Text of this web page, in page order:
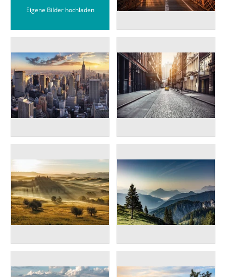
Eigene Bilder hochladen